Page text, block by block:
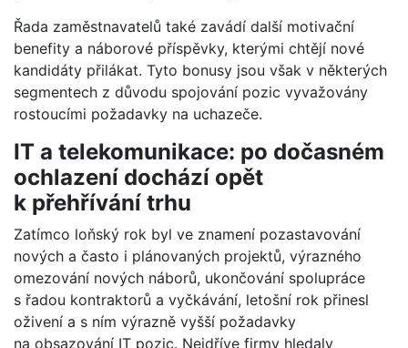
Řada zaměstnavatelů také zavádí další motivační
benefity a náborové příspěvky, kterými chtějí nové
kandidáty přilákat. Tyto bonusy jsou však v některých
segmentech z důvodu spojování pozic vyvažovány
rostoucími požadavky na uchazeče.
IT a telekomunikace: po dočasném
ochlazení dochází opět
k přehřívání trhu
Zatímco loňský rok byl ve znamení pozastavování
nových a často i plánovaných projektů, výrazného
omezování nových náborů, ukončování spolupráce
s řadou kontraktorů a vyčkávání, letošní rok přinesl
oživení a s ním výrazně vyšší požadavky
na obsazování IT pozic. Nejdříve firmy hledaly